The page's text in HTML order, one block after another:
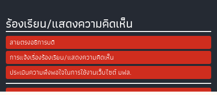
ร้องเรียน/แสดงความคิดเห็น
สายตรงอธิการบดี
การแจ้งเรื่องร้องเรียน/แสดงความคิดเห็น
ประเมินความพึงพอใจในการใช้งานเว็บไซต์ มฟล.